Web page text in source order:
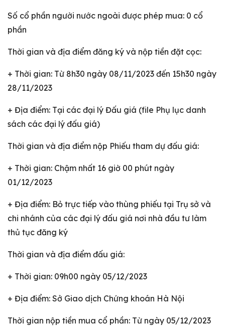
Số cổ phần người nước ngoài được phép mua: 0 cổ
phần
Thời gian và địa điểm đăng ký và nộp tiền đặt cọc:
+ Thời gian: Từ 8h30 ngày 08/11/2023 đến 15h30 ngày
28/11/2023
+ Địa điểm: Tại các đại lý Đấu giá (file Phụ lục danh
sách các đại lý đấu giá)
Thời gian và địa điểm nộp Phiếu tham dự đấu giá:
+ Thời gian: Chậm nhất 16 giờ 00 phút ngày
01/12/2023
+ Địa điểm: Bỏ trực tiếp vào thùng phiếu tại Trụ sở và
chi nhánh của các đại lý đấu giá nơi nhà đầu tư làm
thủ tục đăng ký
Thời gian và địa điểm đấu giá:
+ Thời gian: 09h00 ngày 05/12/2023
+ Địa điểm: Sở Giao dịch Chứng khoán Hà Nội
Thời gian nộp tiền mua cổ phần: Từ ngày 05/12/2023